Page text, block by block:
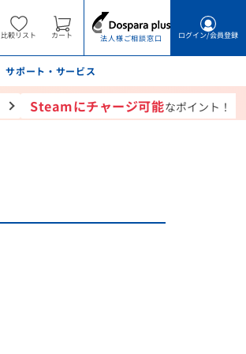
比較リスト カート 法人様ご相談窓口 ログイン/会員登録
サポート・サービス
Steamにチャージ可能なポイント！